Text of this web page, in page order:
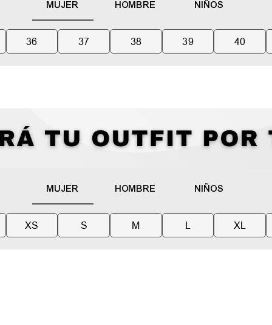
MUJER HOMBRE NIÑOS
36 37 38 39 40
MUJER HOMBRE NIÑOS
XS S M L XL